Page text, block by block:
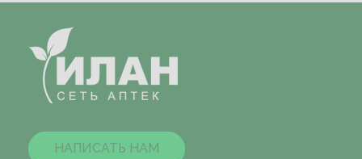
НАПИСАТЬ НАМ